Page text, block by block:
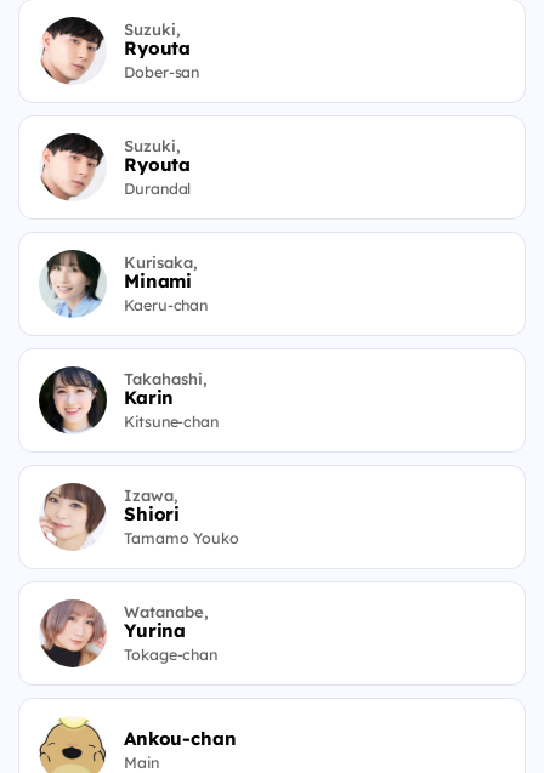
Suzuki,
Ryouta
Dober-san
Suzuki,
Ryouta
Durandal
Kurisaka,
Minami
Kaeru-chan
Takahashi,
Karin
Kitsune-chan
Izawa,
Shiori
Tamamo Youko
Watanabe,
Yurina
Tokage-chan
Ankou-chan
Main